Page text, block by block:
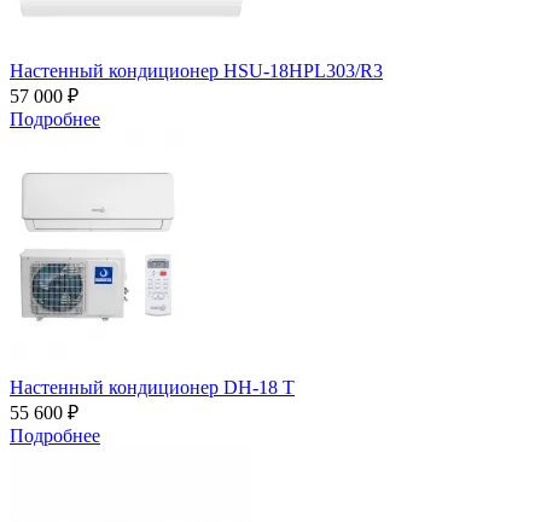
Настенный кондиционер HSU-18HPL303/R3
57 000 ₽
Подробнее
Настенный кондиционер DH-18 T
55 600 ₽
Подробнее